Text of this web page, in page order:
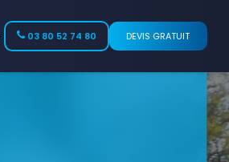
03 80 52 74 80 DEVIS GRATUIT